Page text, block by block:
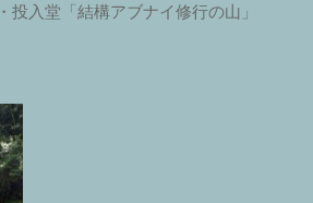
投入堂「結構アブナイ修行の山」